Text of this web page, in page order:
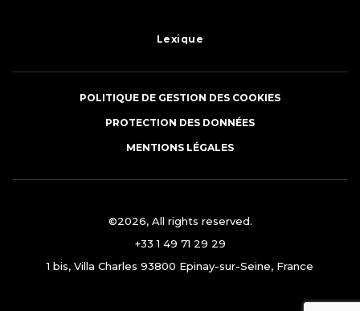
Lexique
POLITIQUE DE GESTION DES COOKIES
PROTECTION DES DONNÉES
MENTIONS LÉGALES
©2026, All rights reserved.
+33 1 49 71 29 29
1 bis, Villa Charles 93800 Epinay-sur-Seine, France